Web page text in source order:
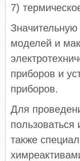
7)
моделей и
приборов и
приборов.
Для
пользоваться
также